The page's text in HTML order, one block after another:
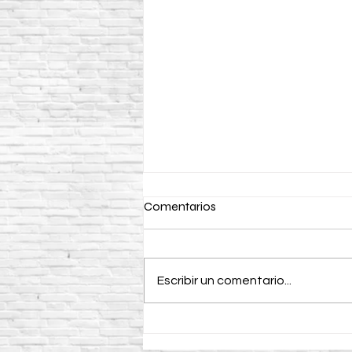
Comentarios
Escribir un comentario...